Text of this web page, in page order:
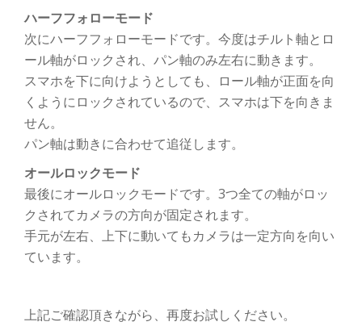
ハーフフォローモード
次にハーフフォローモードです。今度はチルト軸とロ
ール軸がロックされ、パン軸のみ左右に動きます。
スマホを下に向けようとしても、ロール軸が正面を向
くようにロックされているので、スマホは下を向きま
せん。
パン軸は動きに合わせて追従します。
オールロックモード
最後にオールロックモードです。3つ全ての軸がロッ
クされてカメラの方向が固定されます。
手元が左右、上下に動いてもカメラは一定方向を向い
ています。
上記ご確認頂きながら、再度お試しください。